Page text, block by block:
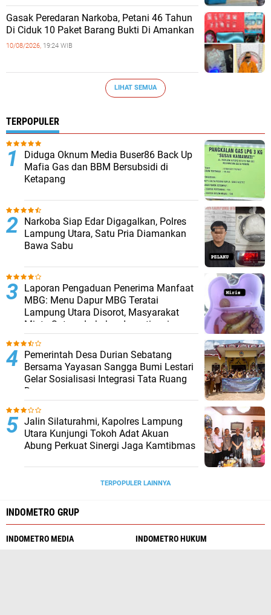
Gasak Peredaran Narkoba, Petani 46 Tahun
Di Ciduk 10 Paket Barang Bukti Di Amankan
10/08/2026, 19:24 WIB
LIHAT SEMUA
TERPOPULER
Diduga Oknum Media Buser86 Back Up
Mafia Gas dan BBM Bersubsidi di
Ketapang
Narkoba Siap Edar Digagalkan, Polres
Lampung Utara, Satu Pria Diamankan
Bawa Sabu
Laporan Pengaduan Penerima Manfaat
MBG: Menu Dapur MBG Teratai
Lampung Utara Disorot, Masyarakat
Minta Satgas Lakukan Investigasi
Pemerintah Desa Durian Sebatang
Bersama Yayasan Sangga Bumi Lestari
Gelar Sosialisasi Integrasi Tata Ruang
Desa
Jalin Silaturahmi, Kapolres Lampung
Utara Kunjungi Tokoh Adat Akuan
Abung Perkuat Sinergi Jaga Kamtibmas
TERPOPULER LAINNYA
INDOMETRO GRUP
INDOMETRO MEDIA
INDOMETRO HUKUM